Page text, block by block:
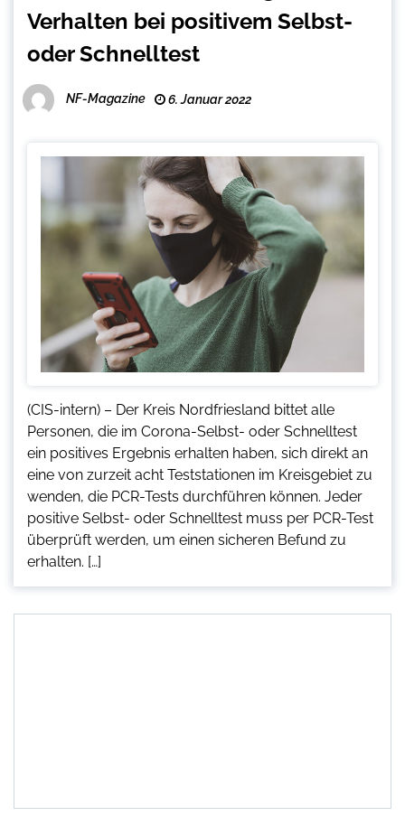
Verhalten bei positivem Selbst-
oder Schnelltest
NF-Magazine 6. Januar 2022
(CIS-intern) – Der Kreis Nordfriesland bittet alle
Personen, die im Corona-Selbst- oder Schnelltest
ein positives Ergebnis erhalten haben, sich direkt an
eine von zurzeit acht Teststationen im Kreisgebiet zu
wenden, die PCR-Tests durchführen können. Jeder
positive Selbst- oder Schnelltest muss per PCR-Test
überprüft werden, um einen sicheren Befund zu
erhalten. […]